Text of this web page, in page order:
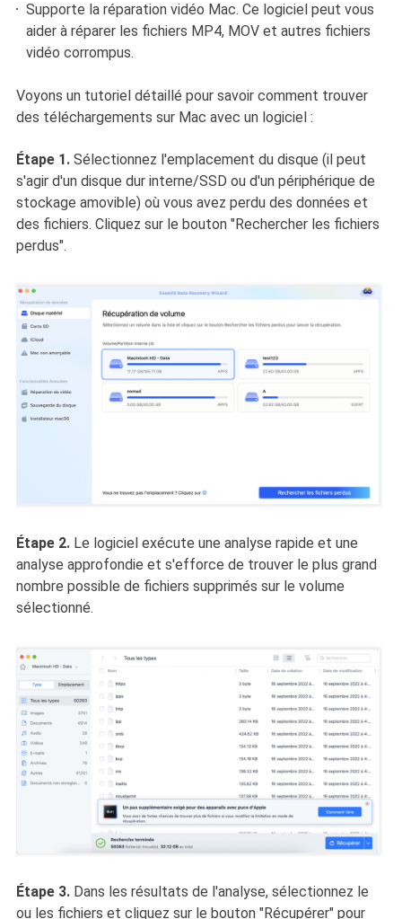
Supporte la réparation vidéo Mac. Ce logiciel peut vous
aider à réparer les fichiers MP4, MOV et autres fichiers
vidéo corrompus.
Voyons un tutoriel détaillé pour savoir comment trouver
des téléchargements sur Mac avec un logiciel :
Étape 1. Sélectionnez l'emplacement du disque (il peut
s'agir d'un disque dur interne/SSD ou d'un périphérique de
stockage amovible) où vous avez perdu des données et
des fichiers. Cliquez sur le bouton "Rechercher les fichiers
perdus".
Étape 2. Le logiciel exécute une analyse rapide et une
analyse approfondie et s'efforce de trouver le plus grand
nombre possible de fichiers supprimés sur le volume
sélectionné.
Étape 3. Dans les résultats de l'analyse, sélectionnez le
ou les fichiers et cliquez sur le bouton "Récupérer" pour